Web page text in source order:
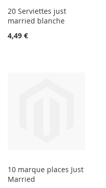
20 Serviettes just
married blanche
4,49 €
10 marque places Just
Married